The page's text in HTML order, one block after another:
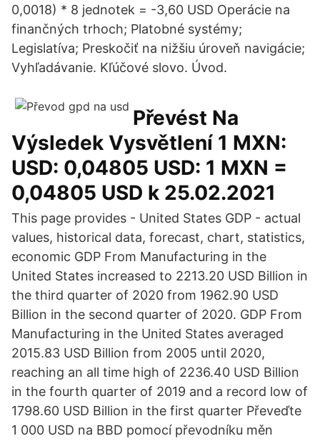
0,0018) * 8 jednotek = -3,60 USD Operácie na
finančných trhoch; Platobné systémy;
Legislatíva; Preskočiť na nižšiu úroveň navigácie;
Vyhľadávanie. Kľúčové slovo. Úvod.
Převést Na
Výsledek Vysvětlení 1 MXN:
USD: 0,04805 USD: 1 MXN =
0,04805 USD k 25.02.2021
This page provides - United States GDP - actual
values, historical data, forecast, chart, statistics,
economic GDP From Manufacturing in the
United States increased to 2213.20 USD Billion in
the third quarter of 2020 from 1962.90 USD
Billion in the second quarter of 2020. GDP From
Manufacturing in the United States averaged
2015.83 USD Billion from 2005 until 2020,
reaching an all time high of 2236.40 USD Billion
in the fourth quarter of 2019 and a record low of
1798.60 USD Billion in the first quarter Převeďte
1 000 USD na BBD pomocí převodníku měn